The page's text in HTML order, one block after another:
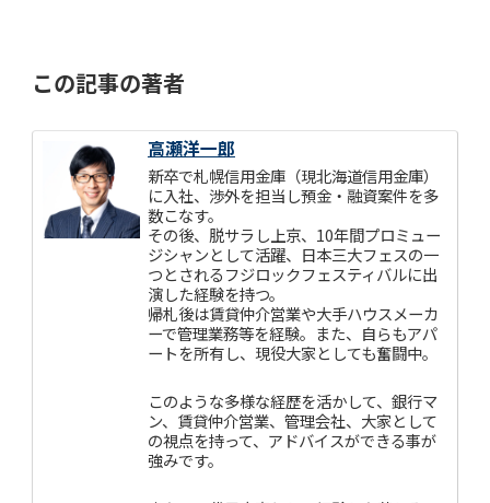
この記事の著者
高瀬洋一郎
新卒で札幌信用金庫（現北海道信用金庫）
に入社、渉外を担当し預金・融資案件を多
数こなす。
その後、脱サラし上京、10年間プロミュー
ジシャンとして活躍、日本三大フェスの一
つとされるフジロックフェスティバルに出
演した経験を持つ。
帰札後は賃貸仲介営業や大手ハウスメーカ
ーで管理業務等を経験。また、自らもアパ
ートを所有し、現役大家としても奮闘中。
このような多様な経歴を活かして、銀行マ
ン、賃貸仲介営業、管理会社、大家として
の視点を持って、アドバイスができる事が
強みです。